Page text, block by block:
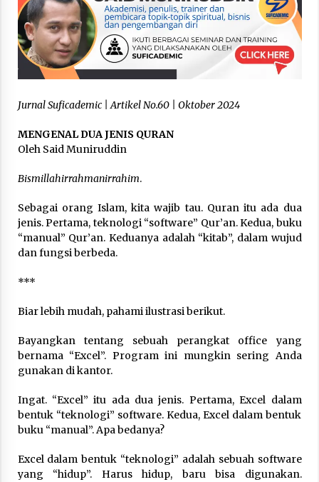
Said Muniruddin Latih Mental dan Spiritual 80
Siswa YPHC
3 months ago
Said Muniruddin Beri Pelatihan dan Motivasi
Aceh
4 months ago
SELVi: Sebuah Model Motivasi dalam
Kepemimpinan Bisnis
4 months ago
Eksistensi Iran dalam Tiga Ayat: Memahami
Aliansi Yahudi dan Kristen dalam Dinamika
Jurnal Suficademic | Artikel No.60 | Oktober 2024
MENGENAL DUA JENIS QURAN
Oleh Said Muniruddin
Bismillahirrahmanirrahim.
Sebagai orang Islam, kita wajib tau. Quran itu ada dua
jenis. Pertama, teknologi “software” Qur’an. Kedua, buku
“manual” Qur’an. Keduanya adalah “kitab”, dalam wujud
dan fungsi berbeda.
***
Biar lebih mudah, pahami ilustrasi berikut.
Bayangkan tentang sebuah perangkat office yang
bernama “Excel”. Program ini mungkin sering Anda
gunakan di kantor.
Ingat. “Excel” itu ada dua jenis. Pertama, Excel dalam
bentuk “teknologi” software. Kedua, Excel dalam bentuk
buku “manual”. Apa bedanya?
Excel dalam bentuk “teknologi” adalah sebuah software
yang “hidup”. Harus hidup, baru bisa digunakan.